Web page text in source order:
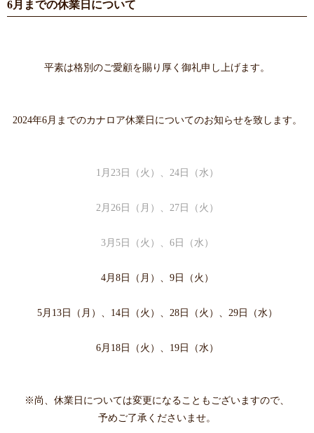
6月までの休業日について
平素は格別のご愛顧を賜り厚く御礼申し上げます。
2024年6月までのカナロア休業日についてのお知らせを致します。
1月23日（火）、24日（水）
2月26日（月）、27日（火 ）
3月5日（火）、6日（水）
4月8日（月）、9日（火）
5月13日（月）、14日（火）、28日（火）、29日（水）
6月18日（火）、19日（水）
※尚、休業日については変更になることもございますので、
予めご了承くださいませ。